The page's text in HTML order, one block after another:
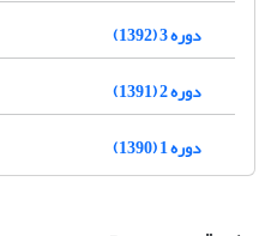
دوره 3 (1392)
دوره 2 (1391)
دوره 1 (1390)